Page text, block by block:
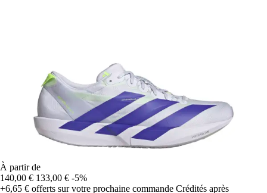
À partir de
140,00 € 133,00 € -5%
+6,65 € offerts sur votre prochaine commande Crédités après